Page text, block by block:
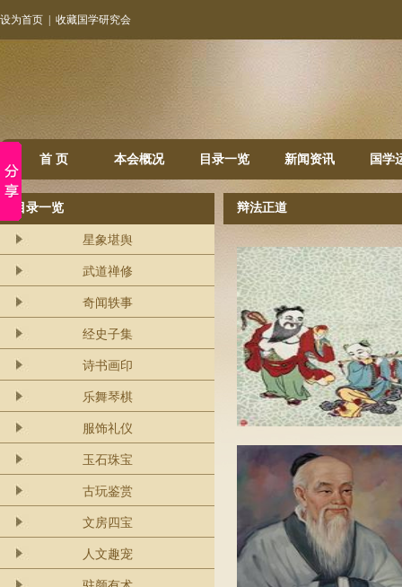
设为首页 收藏国学研究会
首 页 本会概况 目录一览 新闻资讯 国学
目录一览
星象堪舆
武道禅修
奇闻轶事
经史子集
诗书画印
乐舞琴棋
服饰礼仪
玉石珠宝
古玩鉴赏
文房四宝
人文趣宠
辩法正道